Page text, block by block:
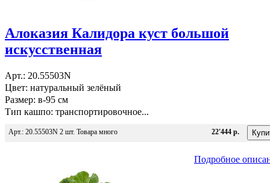
Алоказия Калидора куст большой
искусственная
Арт.: 20.55503N
Цвет: натуральный зелёный
Размер: в-95 см
Тип кашпо: транспортировочное...
Арт.: 20.55503N 2 шт. Товара много 22'444 р.
Подробное